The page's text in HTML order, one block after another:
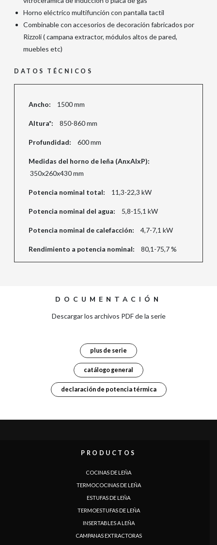
Horno eléctrico multifunción con pantalla tactil
Combinable con accesorios de decoración fabricados por
Rizzoli ( campana extractor, módulos altos de pared,
muebles etc)
DATOS TÉCNICOS
Ancho: 1500 mm
Altura*: 850-860 mm
Profundidad: 600 mm
Medidas del horno de leña (AnxAIxP):
350x260x430 mm
Potencia nominal total: 11,3-22,3 kW
Potencia nominal del agua: 5,8-15,1 kW
Potencia nominal de calefacción: 4,7-7,1 kW
Rendimiento a potencia nominal: 80,1-75,7 %
DOCUMENTACIÓN
Descargar los archivos PDF de la serie
plus de serie
catálogo general
declaración de potencia térmica
PRODUCTOS
COCINAS DE LEÑA
TERMOCOCINAS DE LEÑA
ESTUFAS DE LEÑA
TERMOESTUFAS DE LEÑA
INSERTABLES A LEÑA
CAMPANAS EXTRACTORAS